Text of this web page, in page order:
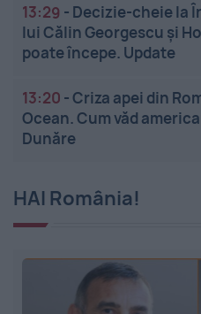
13:29 - Decizie-cheie la
lui Călin Georgescu și
poate începe. Update
13:20 -Criza apei din
Ocean. Cum văd
Dunăre
HAI România!